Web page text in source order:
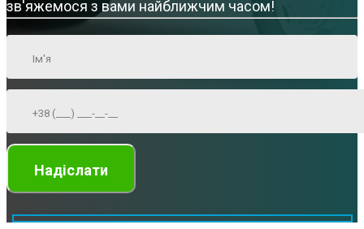
зв'яжемося з вами найближчим часом!